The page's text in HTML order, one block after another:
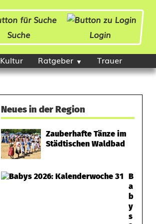
Suche Login
Kultur Ratgeber Trauer
Neues in der Region
Zauberhafte Tänze im
Städtischen Waldbad
B
a
b
y
s